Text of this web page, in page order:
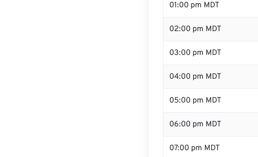
01:00 pm MDT
02:00 pm MDT
03:00 pm MDT
04:00 pm MDT
05:00 pm MDT
06:00 pm MDT
07:00 pm MDT